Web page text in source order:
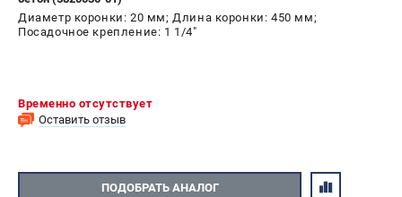
Диаметр коронки: 20 мм; Длина коронки: 450 мм;
Посадочное крепление: 1 1/4"
Временно отсутствует
Оставить отзыв
ПОДОБРАТЬ АНАЛОГ